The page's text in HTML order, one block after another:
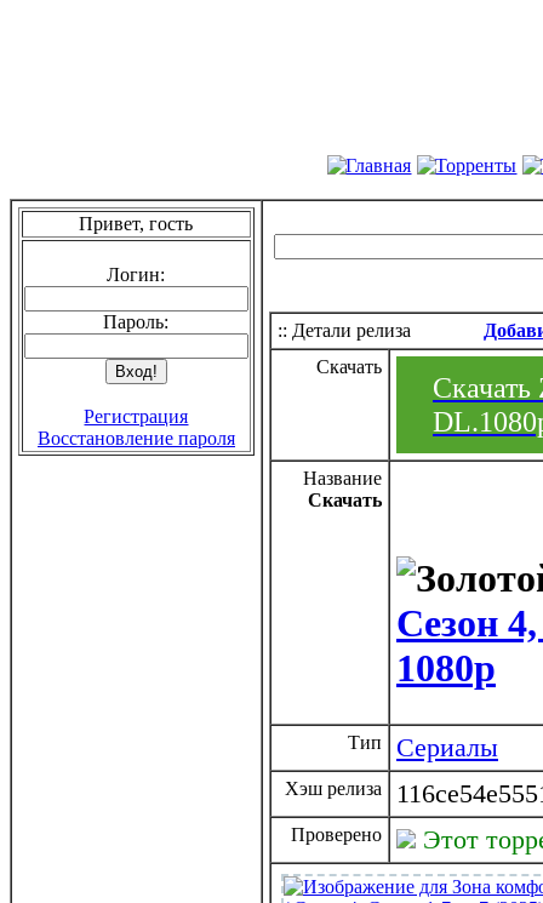
Привет, гость
Логин:
Пароль:
Регистрация
Восстановление пароля
:: Детали релиза
Скачать
Название
Скачать
Сезон
1080p
Тип Сериалы
Хэш релиза
Проверено Этот